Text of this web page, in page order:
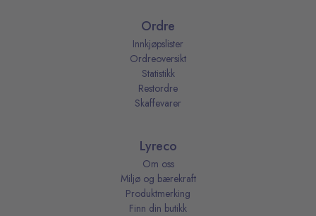
Ordre
Innkjøpslister
Ordreoversikt
Statistikk
Restordre
Skaffevarer
Lyreco
Om oss
Miljø og bærekraft
Produktmerking
Finn din butikk